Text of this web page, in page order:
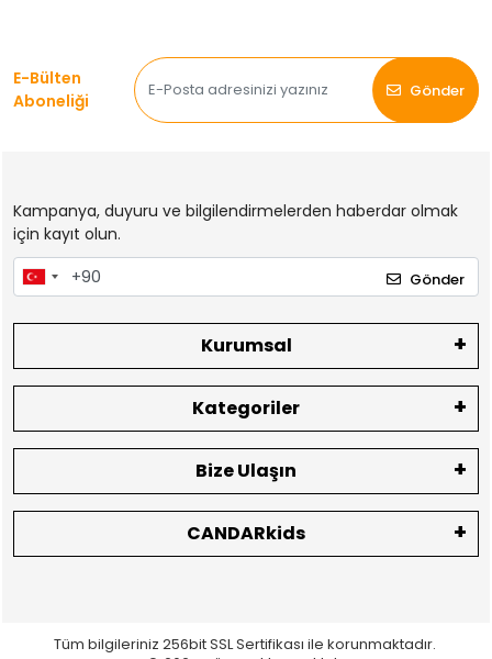
E-Bülten
Aboneliği
Gönder
Kampanya, duyuru ve bilgilendirmelerden haberdar olmak
için kayıt olun.
Gönder
Kurumsal
Kategoriler
Bize Ulaşın
CANDARkids
Tüm bilgileriniz 256bit SSL Sertifikası ile korunmaktadır.